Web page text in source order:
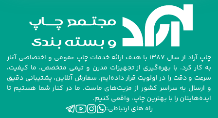
چاپ آراد از سال ۱۳۸۷ با هدف ارائه خدمات چاپ عمومی و اختصاصی آغاز
به کار کرد. با بهره‌گیری از تجهیزات مدرن و تیمی متخصص، ما کیفیت،
سرعت و دقت را در اولویت قرار داده‌ایم. سفارش آنلاین، پشتیبانی دقیق
و ارسال به سراسر کشور از مزیت‌های ماست. ما در کنار شما هستیم تا
ایده‌هایتان را با بهترین چاپ، واقعی کنیم.
راه های ارتباطی: